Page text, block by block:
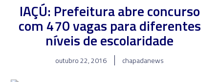
IAÇÚ: Prefeitura abre concurso
com 470 vagas para diferentes
níveis de escolaridade
outubro 22, 2016 chapadanews